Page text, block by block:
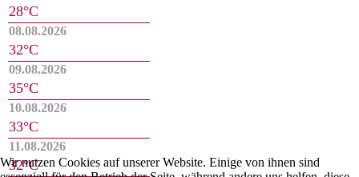
28°C
08.08.2026
32°C
09.08.2026
35°C
10.08.2026
33°C
11.08.2026
32°C
Wir nutzen Cookies auf unserer Website. Einige von ihnen sind